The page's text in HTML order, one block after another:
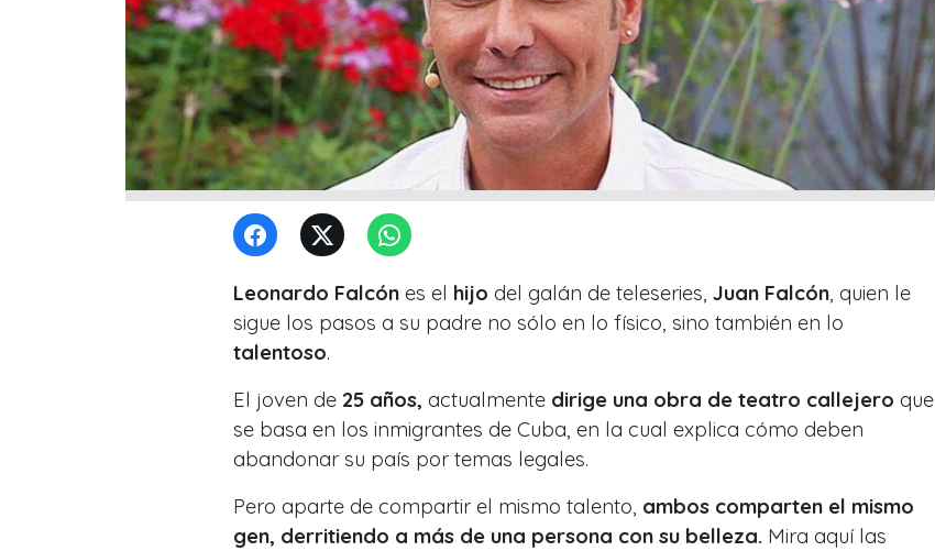
Leonardo Falcón es el hijo del galán de teleseries, Juan Falcón, quien le
sigue los pasos a su padre no sólo en lo físico, sino también en lo
talentoso.
El joven de 25 años, actualmente dirige una obra de teatro callejero que
se basa en los inmigrantes de Cuba, en la cual explica cómo deben
abandonar su país por temas legales.
Pero aparte de compartir el mismo talento, ambos comparten el mismo
gen, derritiendo a más de una persona con su belleza. Mira aquí las